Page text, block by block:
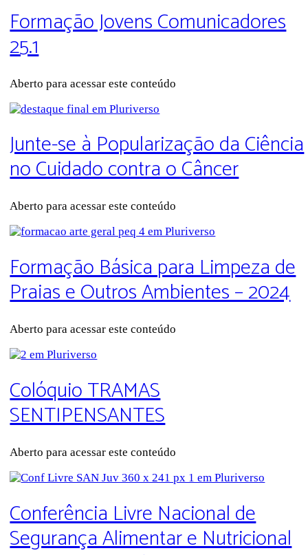
Formação Jovens Comunicadores
25.1
Aberto para acessar este conteúdo
Junte-se à Popularização da Ciência
no Cuidado contra o Câncer
Aberto para acessar este conteúdo
Formação Básica para Limpeza de
Praias e Outros Ambientes – 2024
Aberto para acessar este conteúdo
Colóquio TRAMAS
SENTIPENSANTES
Aberto para acessar este conteúdo
Conferência Livre Nacional de
Segurança Alimentar e Nutricional